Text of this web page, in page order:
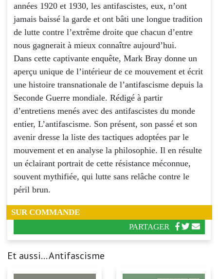
années 1920 et 1930, les antifascistes, eux, n’ont
jamais baissé la garde et ont bâti une longue tradition
de lutte contre l’extrême droite que chacun d’entre
nous gagnerait à mieux connaître aujourd’hui.
Dans cette captivante enquête, Mark Bray donne un
aperçu unique de l’intérieur de ce mouvement et écrit
une histoire transnationale de l’antifascisme depuis la
Seconde Guerre mondiale. Rédigé à partir
d’entretiens menés avec des antifascistes du monde
entier, L’antifascisme. Son présent, son passé et son
avenir dresse la liste des tactiques adoptées par le
mouvement et en analyse la philosophie. Il en résulte
un éclairant portrait de cette résistance méconnue,
souvent mythifiée, qui lutte sans relâche contre le
péril brun.
SUR COMMANDE
PARTAGER
Et aussi... Antifascisme